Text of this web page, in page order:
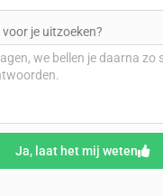
je uitzoeken?
Ja, laat het mij weten